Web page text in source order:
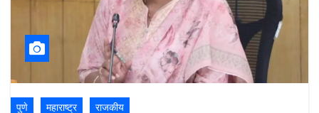
पुणे महाराष्ट्र राजकीय